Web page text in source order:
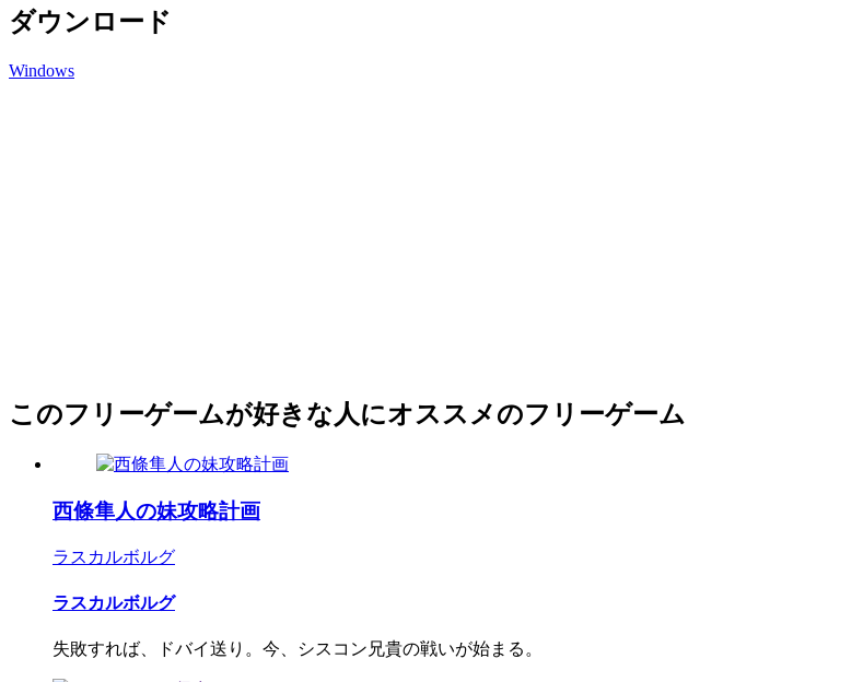
ダウンロード
Windows
このフリーゲームが好きな人にオススメのフリーゲーム
西條隼人の妹攻略計画
ラスカルボルグ
ラスカルボルグ
失敗すれば、ドバイ送り。今、シスコン兄貴の戦いが始まる。